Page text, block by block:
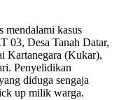
kasus
03, Desa Tanah Datar,
Kartanegara (Kukar),
Penyelidikan
diduga sengaja
up milik warga.